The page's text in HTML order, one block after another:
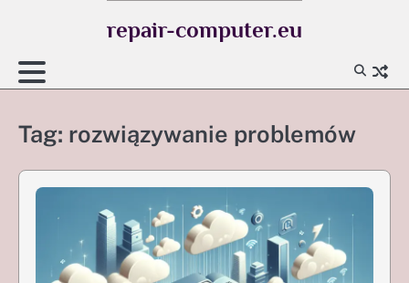
repair-computer.eu
Tag: rozwiązywanie problemów